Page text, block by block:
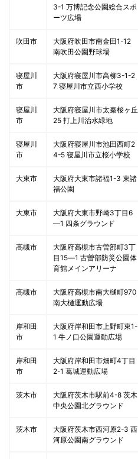
3-1 万博記念公園総合スポ
ーツ広場
吹田市
大阪府吹田市南金田1-12
南吹田公園野球場
寝屋川
市
大阪府寝屋川市高柳3-1-2
7 寝屋川市立西小学校
寝屋川
市
大阪府寝屋川市太秦桜ヶ丘
25 打上川治水緑地
寝屋川
市
大阪府寝屋川市池田西町2
4-5 寝屋川市立桜小学校
大東市
大阪府大東市諸福1-3 東諸
福公園
大東市
大阪府大東市野崎3丁目6
―1 四条グラウンド
高槻市
大阪府高槻市古曽部町3丁
目15―1 古曽部防災公園体
育館メインアリーナ
高槻市
大阪府高槻市南大樋町970
南大樋運動広場
岸和田
市
大阪府岸和田市上野町東1-
1 牛ノ口公園運動広場
岸和田
市
大阪府岸和田市畑町4丁目
2-1 葛城運動広場
茨木市
大阪府茨木市駅前4-8 茨木
中央公園北グラウンド
茨木市
大阪府茨木市西河原2-3 西
河原公園南グラウンド